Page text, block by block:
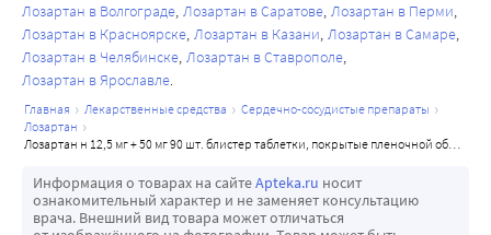
отрыжкой, затрудненным глотанием (эзофагеальный
рефлюкс);
• острая, внезапная, схваткообразная боль в животе
(желудочно-кишечная колика);
• мышечные спазмы;
• недомогание;
• резкое нарушение зрения (острая миопия).
Сообщение о нежелательных реакциях
Если у Вас при приеме препарата Лозартан Н возникают
Лозартан в Волгограде Лозартан в Саратове Лозартан в Перми
Лозартан в Красноярске Лозартан в Казани Лозартан в Самаре
Лозартан в Челябинске Лозартан в Ставрополе
Лозартан в Ярославле
главная лекарственные средства
сердечно-сосудистые препараты
лозартан
лозартан н 12,5 мг + 50 мг 90 шт. блистер таблетки, покрытые пленочной оболочкой
Информация о товарах на сайтеApteka.ru носит
ознакомительный характер и не заменяет консультацию
врача. Внешний вид товара может отличаться